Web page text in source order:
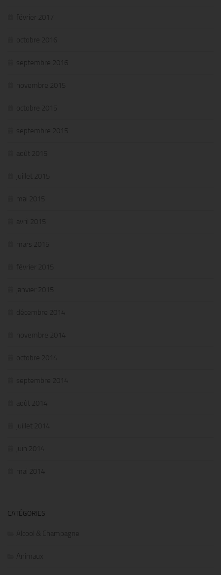
février 2017
octobre 2016
septembre 2016
novembre 2015
octobre 2015
septembre 2015
août 2015
juillet 2015
mai 2015
avril 2015
mars 2015
février 2015
janvier 2015
décembre 2014
novembre 2014
octobre 2014
septembre 2014
août 2014
juillet 2014
juin 2014
mai 2014
CATÉGORIES
Alcool & Champagne
Animaux